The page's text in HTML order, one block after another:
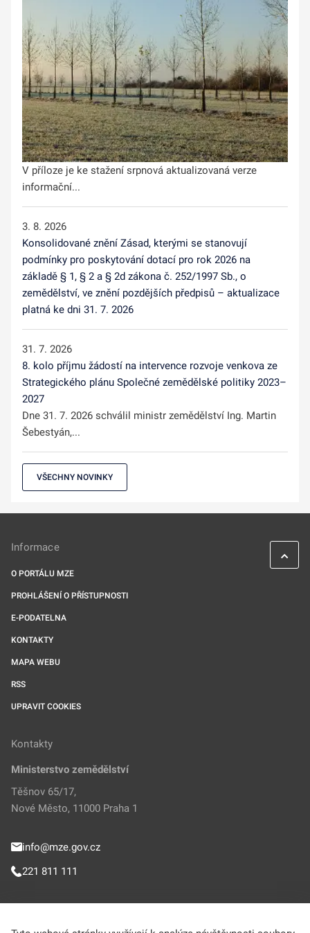
V příloze je ke stažení srpnová aktualizovaná verze
informační...
3. 8. 2026
Konsolidované znění Zásad, kterými se stanovují
podmínky pro poskytování dotací pro rok 2026 na
základě § 1, § 2 a § 2d zákona č. 252/1997 Sb., o
zemědělství, ve znění pozdějších předpisů – aktualizace
platná ke dni 31. 7. 2026
31. 7. 2026
8. kolo příjmu žádostí na intervence rozvoje venkova ze
Strategického plánu Společné zemědělské politiky 2023–
2027
Dne 31. 7. 2026 schválil ministr zemědělství Ing. Martin
Šebestyán,...
VŠECHNY NOVINKY
Informace
O PORTÁLU MZE
PROHLÁŠENÍ O PŘÍSTUPNOSTI
E-PODATELNA
KONTAKTY
MAPA WEBU
RSS
UPRAVIT COOKIES
Kontakty
Ministerstvo zemědělství
Těšnov 65/17,
Nové Město, 11000 Praha 1
info@mze.gov.cz
221 811 111